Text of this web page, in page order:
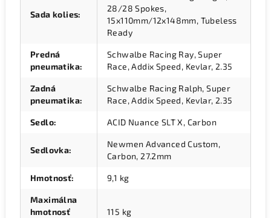
Sada kolies:
28/28 Spokes,
15x110mm/12x148mm, Tubeless
Ready
Predná
pneumatika:
Schwalbe Racing Ray, Super
Race, Addix Speed, Kevlar, 2.35
Zadná
pneumatika:
Schwalbe Racing Ralph, Super
Race, Addix Speed, Kevlar, 2.35
Sedlo: ACID Nuance SLT X, Carbon
Sedlovka:
Newmen Advanced Custom,
Carbon, 27.2mm
Hmotnosť: 9,1 kg
Maximálna
hmotnosť
115 kg